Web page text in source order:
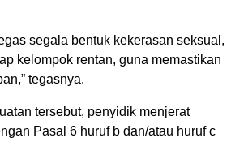
segala bentuk kekerasan seksual,
kelompok rentan, guna memastikan
tegasnya.
tersebut, penyidik menjerat
Pasal 6 huruf b dan/atau huruf c